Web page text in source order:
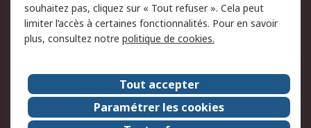
Politique de protection
des données - Mise à
jour
Conditions générales
de vente
A propos de RS
Le groupe RS Group
A propos de RS
RS dans le monde
Travaillez chez RS
souhaitez pas, cliquez sur « Tout refuser ». Cela peut
limiter l’accès à certaines fonctionnalités. Pour en savoir
plus, consultez notre politique de cookies.
Tout accepter
Paramétrer les cookies